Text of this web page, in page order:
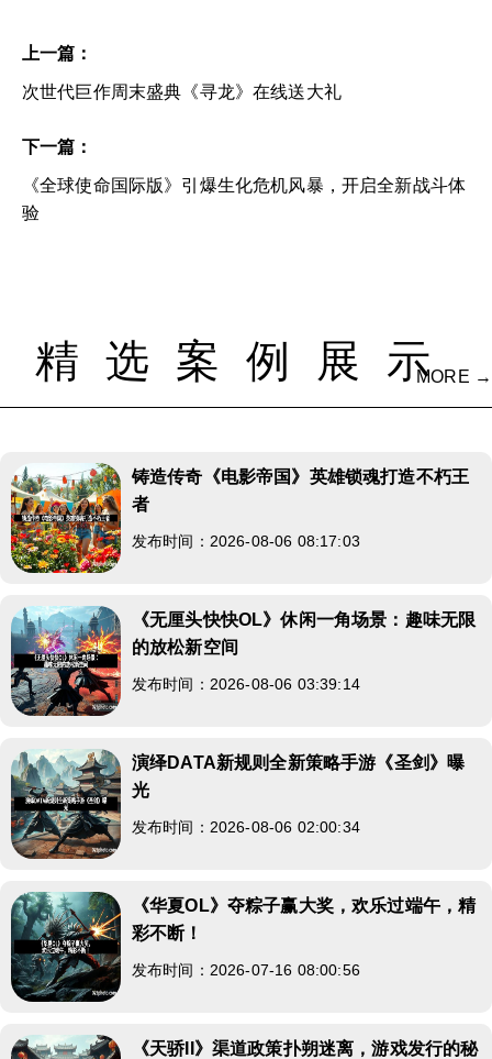
上一篇：
次世代巨作周末盛典《寻龙》在线送大礼
下一篇：
《全球使命国际版》引爆生化危机风暴，开启全新战斗体
验
精选案例展示MORE →
铸造传奇《电影帝国》英雄锁魂打造不朽王
者
发布时间：2026-08-06 08:17:03
《无厘头快快OL》休闲一角场景：趣味无限
的放松新空间
发布时间：2026-08-06 03:39:14
演绎DATA新规则全新策略手游《圣剑》曝
光
发布时间：2026-08-06 02:00:34
《华夏OL》夺粽子赢大奖，欢乐过端午，精
彩不断！
发布时间：2026-07-16 08:00:56
《天骄II》渠道政策扑朔迷离，游戏发行的秘